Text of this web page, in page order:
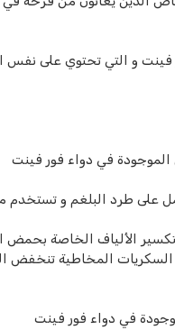
فينت و التي تحتوي على
في دواء فور فينت
على طرد البلغم و تستخدم من
الألياف الخاصة بحمض
المخاطية تنخفض
في دواء فور فينت